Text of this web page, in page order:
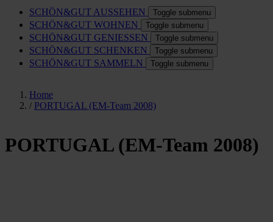
SCHÖN&GUT AUSSEHEN Toggle submenu
SCHÖN&GUT WOHNEN Toggle submenu
SCHÖN&GUT GENIESSEN Toggle submenu
SCHÖN&GUT SCHENKEN Toggle submenu
SCHÖN&GUT SAMMELN Toggle submenu
Home
/ PORTUGAL (EM-Team 2008)
PORTUGAL (EM-Team 2008)